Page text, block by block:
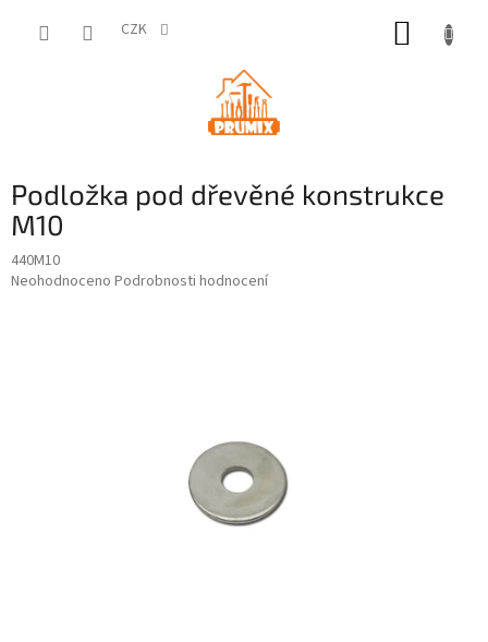
CZK
Podložka pod dřevěné konstrukce
M10
440M10
Průměrné
Neohodnoceno Podrobnosti hodnocení